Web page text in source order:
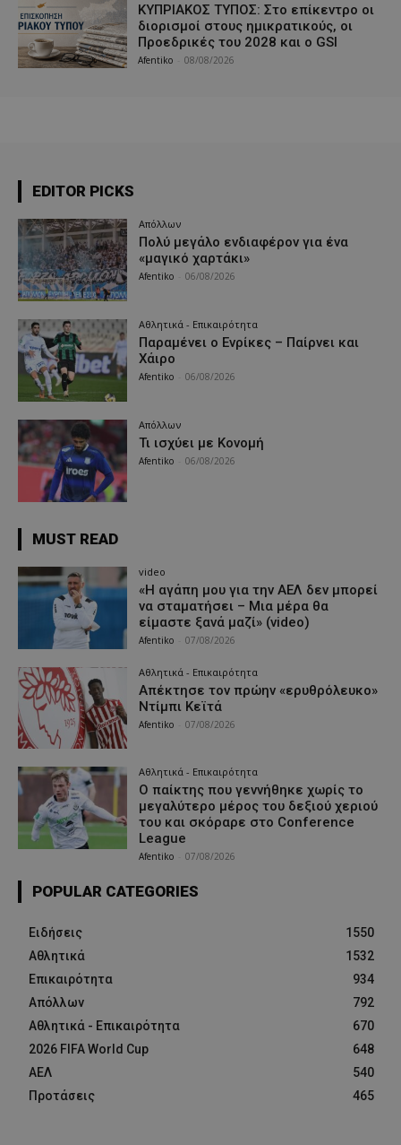
ΚΥΠΡΙΑΚΟΣ ΤΥΠΟΣ: Στο επίκεντρο οι
διορισμοί στους ημικρατικούς, οι
Προεδρικές του 2028 και ο GSI
Afentiko 08/08/2026
EDITOR PICKS
Απόλλων
Πολύ μεγάλο ενδιαφέρον για ένα
«μαγικό χαρτάκι»
Afentiko 06/08/2026
Αθλητικά - Επικαιρότητα
Παραμένει ο Ενρίκες – Παίρνει και
Χάιρο
Afentiko 06/08/2026
Απόλλων
Τι ισχύει με Κονομή
Afentiko 06/08/2026
MUST READ
video
«Η αγάπη μου για την ΑΕΛ δεν μπορεί
να σταματήσει – Μια μέρα θα
είμαστε ξανά μαζί» (video)
Afentiko 07/08/2026
Αθλητικά - Επικαιρότητα
Απέκτησε τον πρώην «ερυθρόλευκο»
Ντίμπι Κεϊτά
Afentiko 07/08/2026
Αθλητικά - Επικαιρότητα
Ο παίκτης που γεννήθηκε χωρίς το
μεγαλύτερο μέρος του δεξιού χεριού
του και σκόραρε στο Conference
League
Afentiko 07/08/2026
POPULAR CATEGORIES
Ειδήσεις
1550
Αθλητικά
1532
Επικαιρότητα
934
Απόλλων
792
Αθλητικά - Επικαιρότητα
670
2026 FIFA World Cup
648
ΑΕΛ
540
Προτάσεις
465